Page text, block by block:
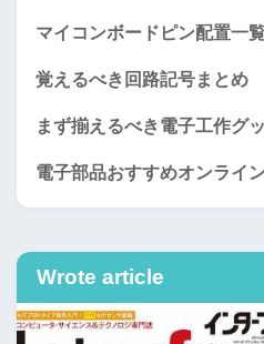
マイコンボードピン配置一
覚えるべき回路記号まとめ
まず揃えるべき電子工作グ
電子部品おすすめオンライ
Wrote article